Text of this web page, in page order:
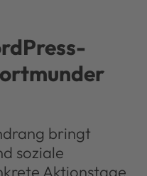
bringt
soziale
Aktionstage